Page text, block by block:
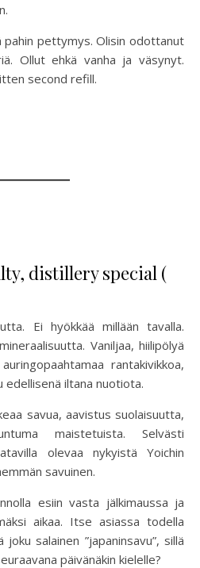
pahin pettymys. Olisin odottanut
Ollut ehkä vanha ja väsynyt.
second refill.
distillery special (
Ei hyökkää millään tavalla.
Vaniljaa, hiilipölyä
rantakivikkoa,
iltana nuotiota.
savua, aavistus suolaisuutta,
maistetuista. Selvästi
olevaa nykyistä Yoichin
savuinen.
esiin vasta jälkimaussa ja
aikaa. Itse asiassa todella
salainen ”japaninsavu”, sillä
päivänäkin kielelle?